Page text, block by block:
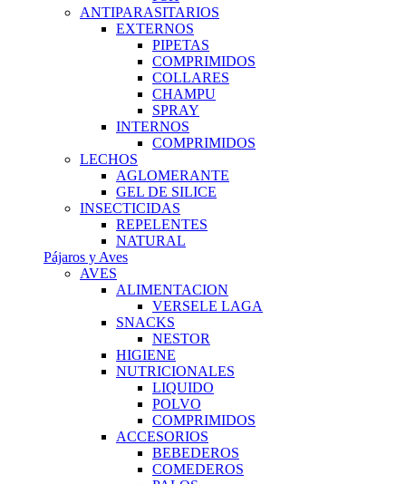
ANTIPARASITARIOS
EXTERNOS
PIPETAS
COMPRIMIDOS
COLLARES
CHAMPU
SPRAY
INTERNOS
COMPRIMIDOS
LECHOS
AGLOMERANTE
GEL DE SILICE
INSECTICIDAS
REPELENTES
NATURAL
Pájaros y Aves
AVES
ALIMENTACION
VERSELE LAGA
SNACKS
NESTOR
HIGIENE
NUTRICIONALES
LIQUIDO
POLVO
COMPRIMIDOS
ACCESORIOS
BEBEDEROS
COMEDEROS